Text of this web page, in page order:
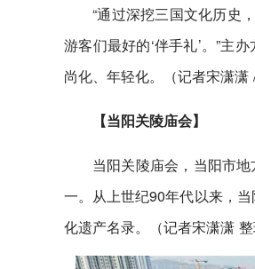
“通过深挖三国文化历史
游客们最好的‘伴手礼’。”主
尚化、年轻化。（记者宋潇潇
【当阳关陵庙会】
当阳关陵庙会，当阳市
一。从上世纪90年代以来，
化遗产名录。（记者宋潇潇 整